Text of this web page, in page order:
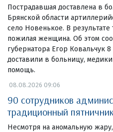
Пострадавшая доставлена в
Брянской области
село Новенькое. В
пожилая женщина. Об этом
губернатора Егор Ковальчук
доставили в больницу,
помощь.
08.08.2026 09:06
90 сотрудников
традиционный
Несмотря на аномальную